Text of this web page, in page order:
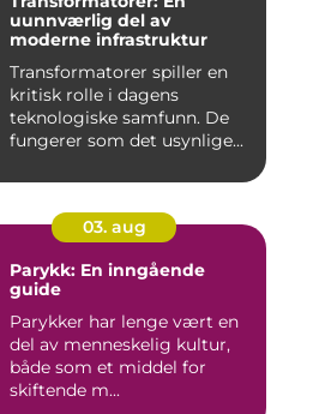
uunnværlig del av
moderne infrastruktur
Transformatorer spiller en
kritisk rolle i dagens
teknologiske samfunn. De
fungerer som det usynlige...
03. aug
Parykk: En inngående
guide
Parykker har lenge vært en
del av menneskelig kultur,
både som et middel for
skiftende m...